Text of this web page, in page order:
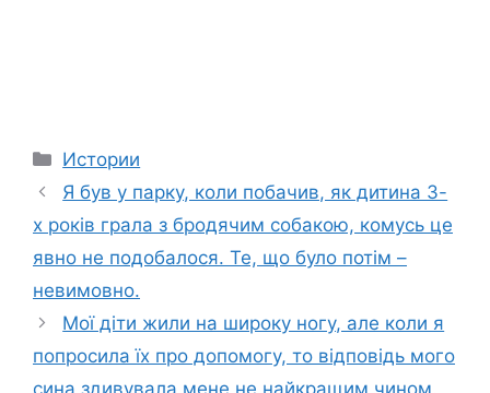
Categories
Истории
Я був у парку, коли побачив, як дитина 3-
х років грала з бродячим собакою, комусь це
явно не подобалося. Те, що було потім –
невимовно.
Мої діти жили на широку ногу, але коли я
попросила їх про допомогу, то відповідь мого
сина здивувала мене не найкращим чином.